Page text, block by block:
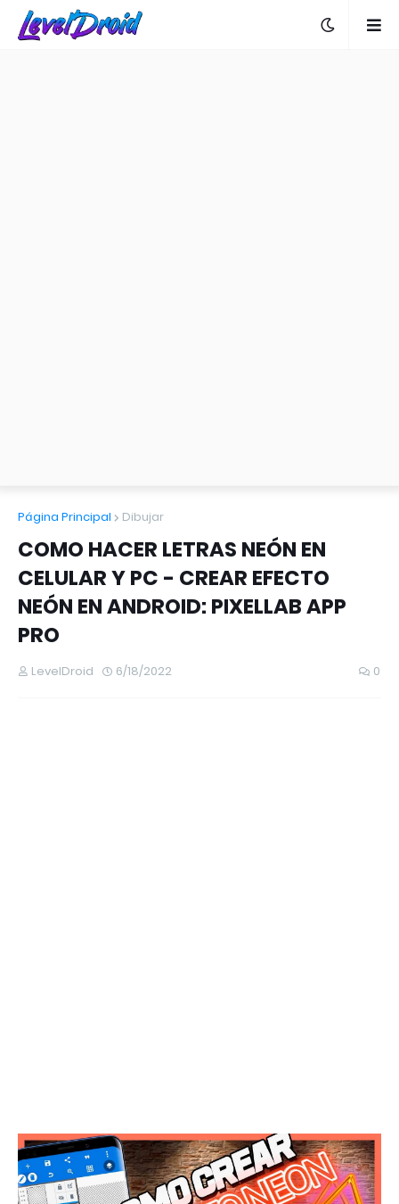
Página Principal Dibujar
COMO HACER LETRAS NEÓN EN
CELULAR Y PC - CREAR EFECTO
NEÓN EN ANDROID: PIXELLAB APP
PRO
LevelDroid 6/18/2022 0